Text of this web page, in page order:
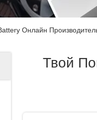
Онлайн
Твой